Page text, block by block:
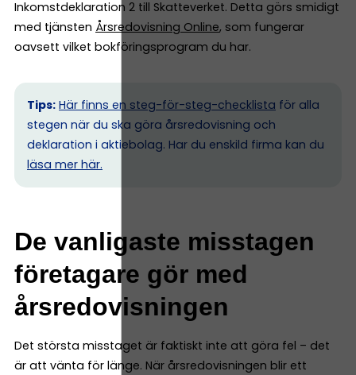
Inkomstdeklaration 2 till Skatteverket. Detta görs smidigt
med tjänsten Årsredovisning Online, som fungerar
oavsett vilket bokföringsprogram du har.
Tips: Här finns en steg-för-steg-checklista för alla
stegen när du ska göra årsredovisning och
deklaration i aktiebolag. Har du enskild firma kan du
läsa mer här.
De vanligaste misstagen
företagare gör med
årsredovisningen
Det största misstaget är faktiskt inte att göra fel – det
är att vänta för länge. När årsredovisningen blir ett